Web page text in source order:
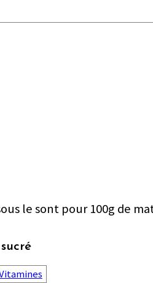
le sont pour 100g de